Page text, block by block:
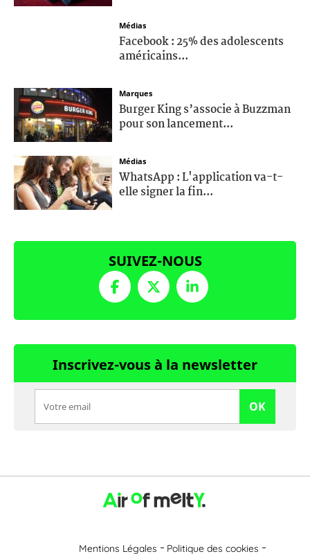
Médias
Facebook : 25% des adolescents
américains...
Marques
Burger King s’associe à Buzzman
pour son lancement...
Médias
WhatsApp : L'application va-t-
elle signer la fin...
SUIVEZ-NOUS
Inscrivez-vous à la newsletter
OK
Mentions Légales Politique des cookies